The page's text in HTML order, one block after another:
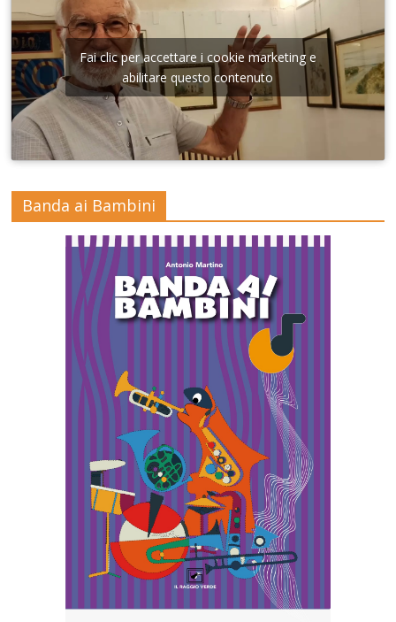
Fai clic per accettare i cookie marketing e
abilitare questo contenuto
Banda ai Bambini